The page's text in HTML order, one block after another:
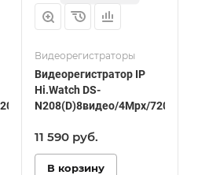
1080р/1HDD/HDMI/VGA
Видеорегистраторы
Видеорегистратор IP
Hi.Watch DS-
N208(D)8видео/4Mpx/720р/
11 590 руб.
В корзину